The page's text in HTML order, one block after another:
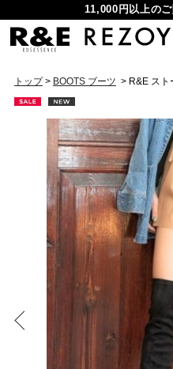
11,000円以上の
トップ > BOOTS ブーツ > R&E スト